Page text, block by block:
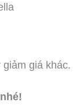
giá khác.